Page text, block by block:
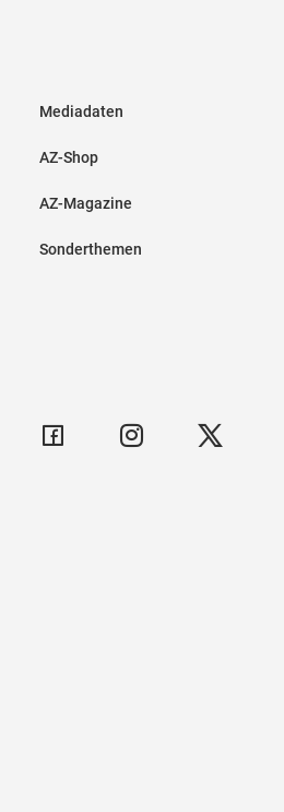
Mediadaten
AZ-Shop
AZ-Magazine
Sonderthemen